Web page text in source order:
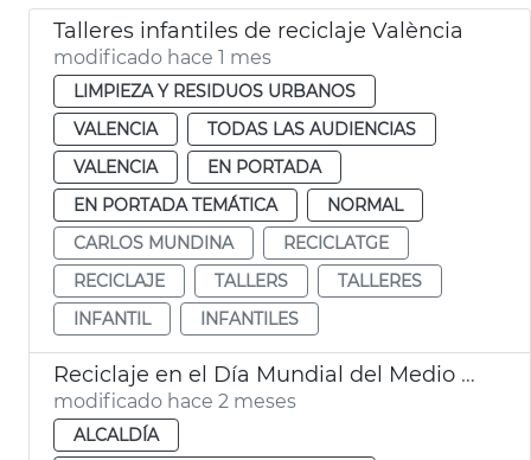
Talleres infantiles de reciclaje València
modificado hace 1 mes
LIMPIEZA Y RESIDUOS URBANOS
VALENCIA
TODAS LAS AUDIENCIAS
VALENCIA
EN PORTADA
EN PORTADA TEMÁTICA
NORMAL
CARLOS MUNDINA
RECICLATGE
RECICLAJE
TALLERS
TALLERES
INFANTIL
INFANTILES
Reciclaje en el Día Mundial del Medio Ambiente València
modificado hace 2 meses
ALCALDÍA